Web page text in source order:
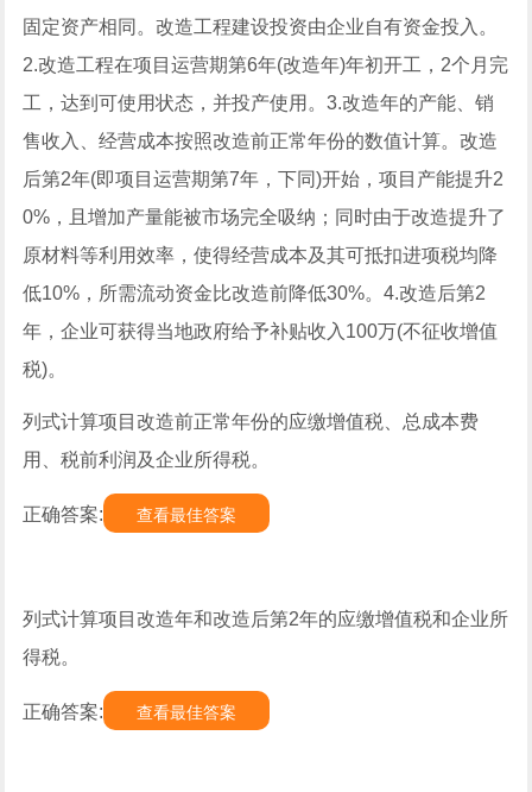
固定资产相同。改造工程建设投资由企业自有资金投入。
2.改造工程在项目运营期第6年(改造年)年初开工，2个月完
工，达到可使用状态，并投产使用。3.改造年的产能、销
售收入、经营成本按照改造前正常年份的数值计算。改造
后第2年(即项目运营期第7年，下同)开始，项目产能提升2
0%，且增加产量能被市场完全吸纳；同时由于改造提升了
原材料等利用效率，使得经营成本及其可抵扣进项税均降
低10%，所需流动资金比改造前降低30%。4.改造后第2
年，企业可获得当地政府给予补贴收入100万(不征收增值
税)。
列式计算项目改造前正常年份的应缴增值税、总成本费
用、税前利润及企业所得税。
正确答案: 查看最佳答案
列式计算项目改造年和改造后第2年的应缴增值税和企业所
得税。
正确答案: 查看最佳答案